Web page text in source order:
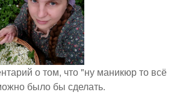
о том, что "ну маникюр то всё
было бы сделать.